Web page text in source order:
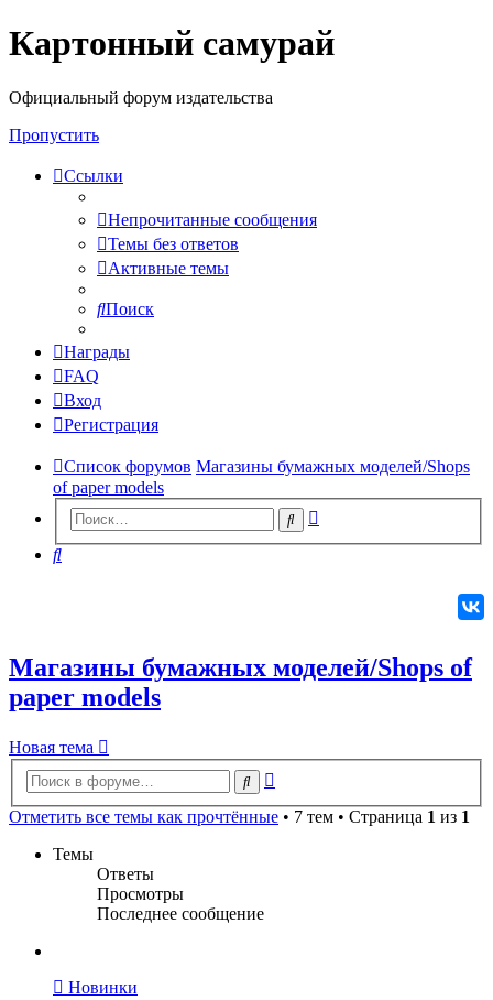
Регистрация
Картонный самурай
Официальный форум издательства
Пропустить
Ссылки
Непрочитанные сообщения
Темы без ответов
Активные темы
Поиск
Награды
FAQ
Вход
Регистрация
Список форумов Магазины бумажных моделей/Shops
of paper models
Поиск
Поиск
Магазины бумажных моделей/Shops of
paper models
Новая
тема
Новая тема
Поиск
Отметить все темы как прочтённые • 7 тем • Страница 1 из 1
Темы
Ответы
Просмотры
Последнее сообщение
Новинки